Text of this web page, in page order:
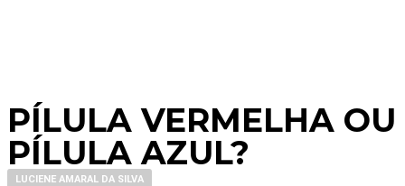
PÍLULA VERMELHA OU
PÍLULA AZUL?
LUCIENE AMARAL DA SILVA